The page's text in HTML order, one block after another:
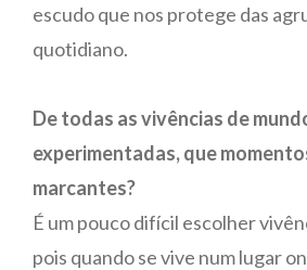
escudo que nos protege das
quotidiano.
De todas as vivências de
experimentadas, que
marcantes?
É um pouco difícil escolher
pois quando se vive num lugar